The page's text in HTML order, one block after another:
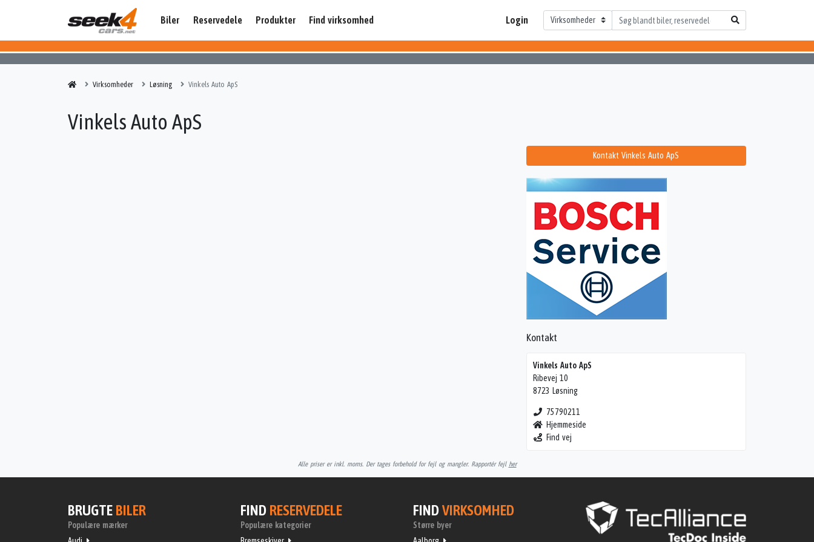
Biler Reservedele Produkter Find virksomhed Login
Kontakt Vinkels Auto ApS
Kontakt
Vinkels Auto ApS
Ribevej 10
8723 Løsning
75790211
Hjemmeside
Find vej
Virksomheder Løsning Vinkels Auto ApS
Vinkels Auto ApS
Alle priser er inkl. moms. Der tages forbehold for fejl og mangler. Rapportér fejl her
BRUGTE BILER
Populære mærker
FIND RESERVEDELE
Populære kategorier
FINDVIRKSOMHED
Større byer